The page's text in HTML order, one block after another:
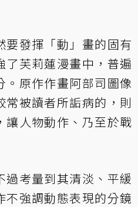
要發揮「動」畫的固有
芙莉蓮漫畫中，普遍
原作作畫阿部司圖像
被讀者所詬病的，則
讓人物動作、乃至於戰
過考量到其清淡、平緩
不強調動態表現的分鏡